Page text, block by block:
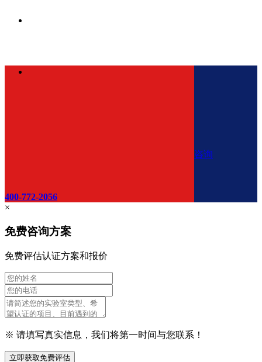
400-772-2056
咨询
×
免费咨询方案
免费评估认证方案和报价
※ 请填写真实信息，我们将第一时间与您联系！
立即获取免费评估